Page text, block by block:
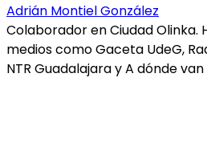
Adrián Montiel González
Colaborador en Ciudad Olinka.
medios como Gaceta UdeG,
NTR Guadalajara y A dónde